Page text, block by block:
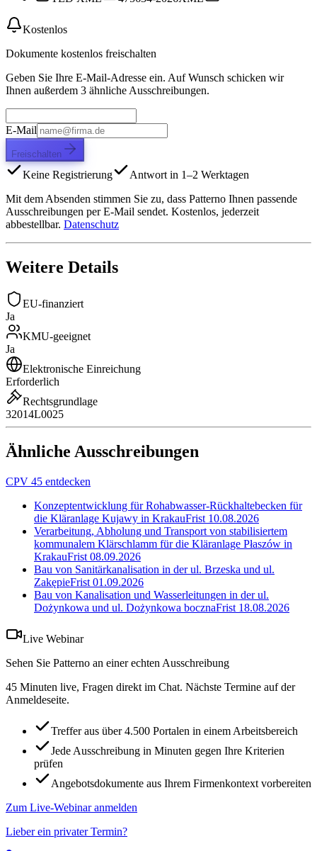
Kostenlos
Dokumente kostenlos freischalten
Geben Sie Ihre E-Mail-Adresse ein. Auf Wunsch schicken wir
Ihnen außerdem 3 ähnliche Ausschreibungen.
E-Mail
Freischalten
Keine Registrierung
Antwort in 1–2 Werktagen
Mit dem Absenden stimmen Sie zu, dass Patterno Ihnen passende
Ausschreibungen per E-Mail sendet. Kostenlos, jederzeit
abbestellbar. Datenschutz
Weitere Details
EU-finanziert
Ja
KMU-geeignet
Ja
Elektronische Einreichung
Erforderlich
Rechtsgrundlage
32014L0025
Ähnliche Ausschreibungen
CPV 45 entdecken
Konzeptentwicklung für Rohabwasser-Rückhaltebecken für
die Kläranlage Kujawy in KrakauFrist 10.08.2026
Verarbeitung, Abholung und Transport von stabilisiertem
kommunalem Klärschlamm für die Kläranlage Płaszów in
KrakauFrist 08.09.2026
Bau von Sanitärkanalisation in der ul. Brzeska und ul.
ZakępieFrist 01.09.2026
Bau von Kanalisation und Wasserleitungen in der ul.
Dożynkowa und ul. Dożynkowa bocznaFrist 18.08.2026
Live Webinar
Sehen Sie Patterno an einer echten Ausschreibung
45 Minuten live, Fragen direkt im Chat. Nächste Termine auf der
Anmeldeseite.
Treffer aus über 4.500 Portalen in einem Arbeitsbereich
Jede Ausschreibung in Minuten gegen Ihre Kriterien
prüfen
Angebotsdokumente aus Ihrem Firmenkontext vorbereiten
Zum Live-Webinar anmelden
Lieber ein privater Termin?